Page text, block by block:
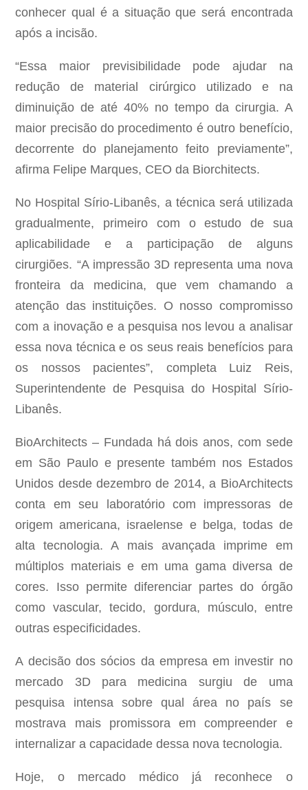
conhecer qual é a situação que será encontrada
após a incisão.
“Essa maior previsibilidade pode ajudar na
redução de material cirúrgico utilizado e na
diminuição de até 40% no tempo da cirurgia. A
maior precisão do procedimento é outro benefício,
decorrente do planejamento feito previamente”,
afirma Felipe Marques, CEO da Biorchitects.
No Hospital Sírio-Libanês, a técnica será utilizada
gradualmente, primeiro com o estudo de sua
aplicabilidade e a participação de alguns
cirurgiões. “A impressão 3D representa uma nova
fronteira da medicina, que vem chamando a
atenção das instituições. O nosso compromisso
com a inovação e a pesquisa nos levou a analisar
essa nova técnica e os seus reais benefícios para
os nossos pacientes”, completa Luiz Reis,
Superintendente de Pesquisa do Hospital Sírio-
Libanês.
BioArchitects – Fundada há dois anos, com sede
em São Paulo e presente também nos Estados
Unidos desde dezembro de 2014, a BioArchitects
conta em seu laboratório com impressoras de
origem americana, israelense e belga, todas de
alta tecnologia. A mais avançada imprime em
múltiplos materiais e em uma gama diversa de
cores. Isso permite diferenciar partes do órgão
como vascular, tecido, gordura, músculo, entre
outras especificidades.
A decisão dos sócios da empresa em investir no
mercado 3D para medicina surgiu de uma
pesquisa intensa sobre qual área no país se
mostrava mais promissora em compreender e
internalizar a capacidade dessa nova tecnologia.
Hoje, o mercado médico já reconhece o